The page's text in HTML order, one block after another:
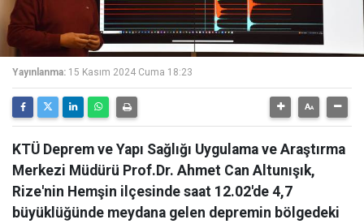
Yayınlanma: 15 Kasım 2024 Cuma 18:23
KTÜ Deprem ve Yapı Sağlığı Uygulama ve Araştırma
Merkezi Müdürü Prof.Dr. Ahmet Can Altunışık,
Rize'nin Hemşin ilçesinde saat 12.02'de 4,7
büyüklüğünde meydana gelen depremin bölgedeki